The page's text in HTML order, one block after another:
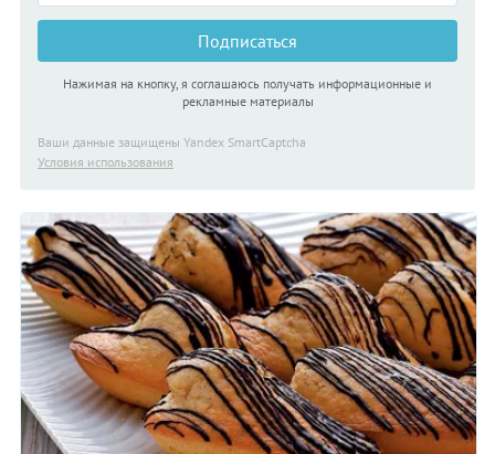
Подписаться
Нажимая на кнопку, я соглашаюсь получать информационные и
рекламные материалы
Ваши данные защищены Yandex SmartCaptcha
Условия использования